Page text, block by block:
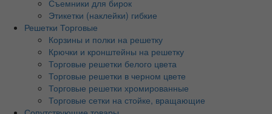
Съемники для бирок
Этикетки (наклейки) гибкие
Решетки Торговые
Корзины и полки на решетку
Крючки и кронштейны на решетку
Торговые решетки белого цвета
Торговые решетки в черном цвете
Торговые решетки хромированные
Торговые сетки на стойке, вращающие